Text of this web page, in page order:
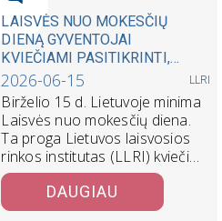
LAISVĖS NUO MOKESČIŲ
DIENĄ GYVENTOJAI
KVIEČIAMI PASITIKRINTI,
KIEK MOKESČIŲ SUMOKA IR
KUR JIE PANAUDOJAMI
2026-06-15 LLRI
Birželio 15 d. Lietuvoje minima
Laisvės nuo mokesčių diena.
Ta proga Lietuvos laisvosios
rinkos institutas (LLRI) kviečia
gyventojus pasiskaičiuoti,
DAUGIAU